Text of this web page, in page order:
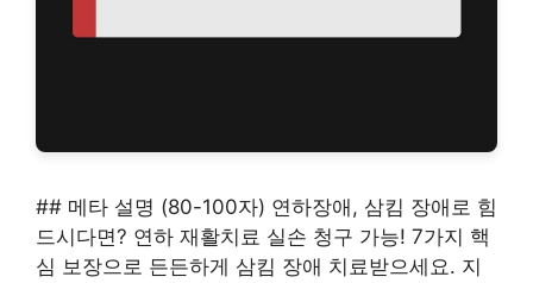
## 메타 설명 (80-100자) 연하장애, 삼킴 장애로 힘
드시다면? 연하 재활치료 실손 청구 가능! 7가지 핵
심 보장으로 든든하게 삼킴 장애 치료받으세요. 지